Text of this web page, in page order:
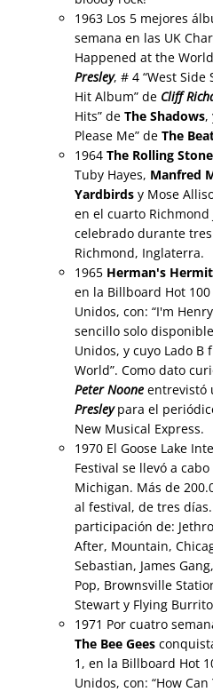
1963 Los 5 mejores
semana en las UK
Happened at the
Presley, # 4 “West Side
Hit Album” de Cliff
Hits” de The Shadows,
Please Me” de The
1964 The Rolling
Tuby Hayes, Manfred
Yardbirdsy Mose
en el cuarto Richmond
celebrado durante
Richmond, Inglaterra.
1965 Herman's
en la Billboard Hot 100
Unidos, con: “I'm
sencillo solo
Unidos, y cuyo Lado B
World”. Como dato
Peter Nooneentrevistó
Presleypara el
New Musical Express.
1970 El Goose Lake
Festival se llevó a
Michigan. Más de
al festival, de tres
participación de:
After, Mountain,
Sebastian, James
Pop, Brownsville
Stewart y Flying
1971 Por cuatro
The Bee Gees
1, en la Billboard Hot
Unidos, con: “How